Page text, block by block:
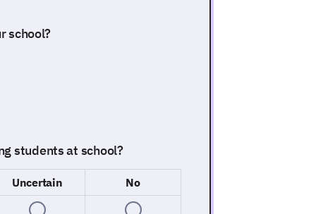
school?
students at school?
Uncertain
No